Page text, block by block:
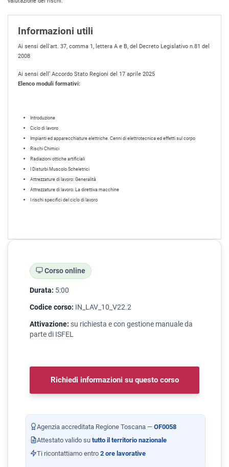
Informazioni utili
Ai sensi dell'art. 37, comma 1, lettera A e B, del Decreto Legislativo n.81 del
2008
Ai sensi dell’ Accordo Stato Regioni del 17 aprile 2025
Elenco moduli formativi:
Introduzione
Ciclo di lavoro
Impianti ed apparecchiature elettriche. Cenni di elettrotecnica ed effetti sul corpo
Rischi Chimici
Radiazioni ottiche artificiali
I Disturbi Muscolo Scheletrici
Attrezzature di lavoro: Generalità
Attrezzature di lavoro: La direttiva macchine
I rischi specifici del ciclo di lavoro
Corso online
Durata: 5:00
Codice corso: IN_LAV_10_V22.2
Attivazione: su richiesta e con gestione manuale da
parte di ISFEL
Richiedi informazioni su questo corso
Agenzia accreditata Regione Toscana — OF0058
Attestato valido su tutto il territorio nazionale
Ti ricontattiamo entro 2 ore lavorative